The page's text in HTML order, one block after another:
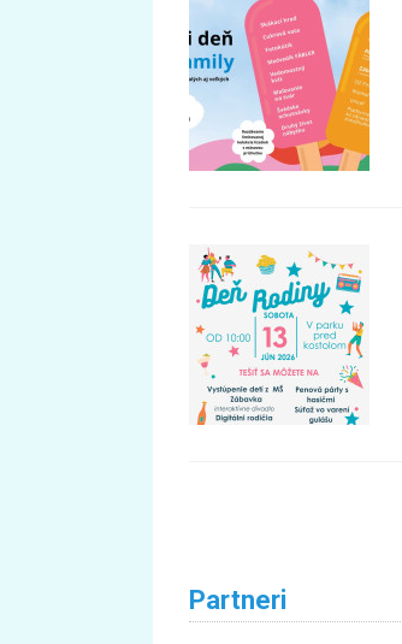
Partneri